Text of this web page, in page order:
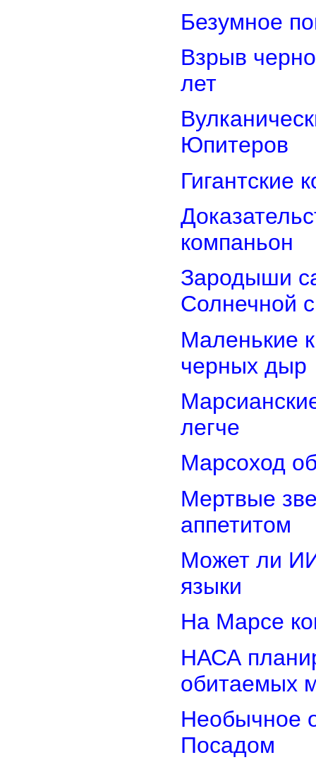
Безумное
Взрыв
лет
Юпитеров
Гигантские
компаньон
Зародыши
Солнечной
Маленькие
черных дыр
легче
Марсоход
Мертвые
аппетитом
Может ли
языки
На Марсе
НАСА
обитаемых
Необычное
Посадом